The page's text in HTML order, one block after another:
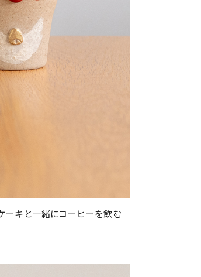
ーキと一緒にコーヒーを飲む